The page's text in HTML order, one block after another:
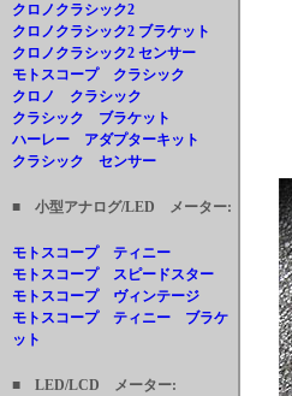
クロノクラシック2
クロノクラシック2 ブラケット
クロノクラシック2 センサー
モトスコープ クラシック
クロノ クラシック
クラシック ブラケット
ハーレー アダプターキット
クラシック センサー
■ 小型アナログ/LED メーター:
モトスコープ ティニー
モトスコープ スピードスター
モトスコープ ヴィンテージ
モトスコープ ティニー ブラケ
ット
■ LED/LCD メーター: